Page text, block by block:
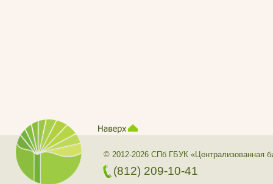
© 2012-2026 СПб ГБУК «Централизованная
(812) 209-10-41